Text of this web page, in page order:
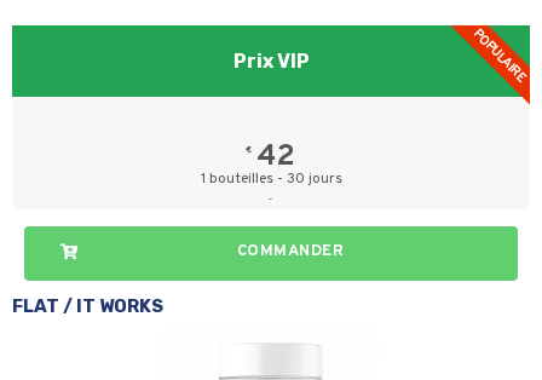
Prix VIP
€ 42
1 bouteilles - 30 jours
-
POPULAIRE
COMMANDER
FLAT / IT WORKS